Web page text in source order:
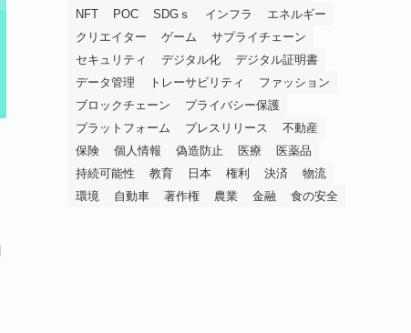
NFT
POC SDGｓ インフラ
エネルギー
クリエイター
ゲーム
サプライチェーン
セキュリティ
デジタル化
デジタル証明書
データ管理
トレーサビリティ
ファッション
ブロックチェーン
プライバシー保護
プラットフォーム
プレスリリース
不動産
保険
個人情報 偽造防止 医療
医薬品
持続可能性
教育 日本 権利 決済
物流
環境
自動車 著作権 農業 金融 食の安全